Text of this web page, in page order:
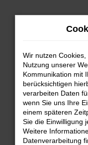
Zum
FEHLER:
Beim Laden ist
Hier sind ein paar
Wir nutzen
Nutzung unserer
Kommunikation mit
berücksichtigen
verarbeiten Daten
wenn Sie uns Ihre
einem späteren
Sie die Einwilligung
Weitere
Datenverarbeitung